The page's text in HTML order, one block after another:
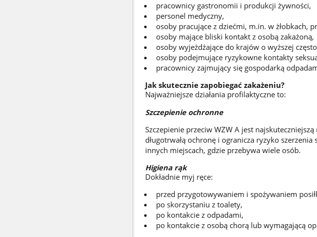
pracownicy gastronomii i produkcji żywności,
personel medyczny,
osoby pracujące z dziećmi, m.in. w żłobkach,
osoby mające bliski kontakt z osobą zakażoną,
osoby wyjeżdżające do krajów o wyższej
osoby podejmujące ryzykowne kontakty
pracownicy zajmujący się gospodarką
Jak skutecznie zapobiegać zakażeniu?
Najważniejsze działania profilaktyczne to:
Szczepienie ochronne
Szczepienie przeciw WZW A jest
długotrwałą ochronę i ogranicza ryzyko
innych miejscach, gdzie przebywa wiele osób.
Higiena rąk
Dokładnie myj ręce:
przed przygotowywaniem i spożywaniem
po skorzystaniu z toalety,
po kontakcie z odpadami,
po kontakcie z osobą chorą lub wymagającą